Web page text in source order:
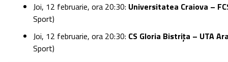
Joi, 12 februarie, ora 20:30: Universitatea Craiova –
Sport)
Joi, 12 februarie, ora 20:30: CS Gloria Bistrița – UTA
Sport)